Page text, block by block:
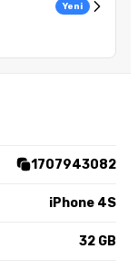
Yeni
1707943082
iPhone 4S
32 GB